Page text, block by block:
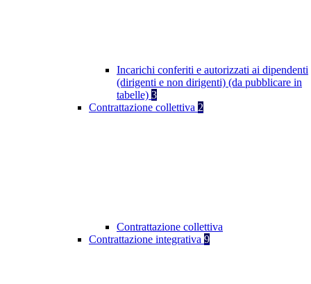
Incarichi conferiti e autorizzati ai dipendenti
(dirigenti e non dirigenti) (da pubblicare in
tabelle) 3
Contrattazione collettiva 2
Contrattazione collettiva
Contrattazione integrativa 9